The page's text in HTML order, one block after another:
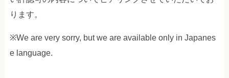
ります。
※We are very sorry, but we are available only in Japanes
e language.